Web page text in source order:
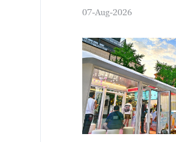
07-Aug-2026